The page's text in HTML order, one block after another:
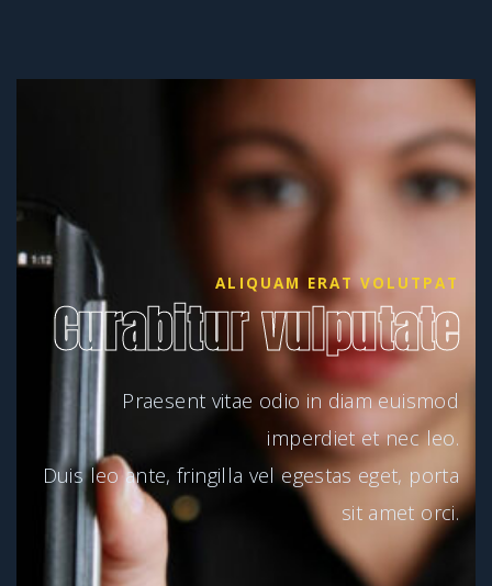
ALIQUAM ERAT VOLUTPAT
Curabitur vulputate
Praesent vitae odio in diam euismod
imperdiet et nec leo.
Duis leo ante, fringilla vel egestas eget, porta
sit amet orci.